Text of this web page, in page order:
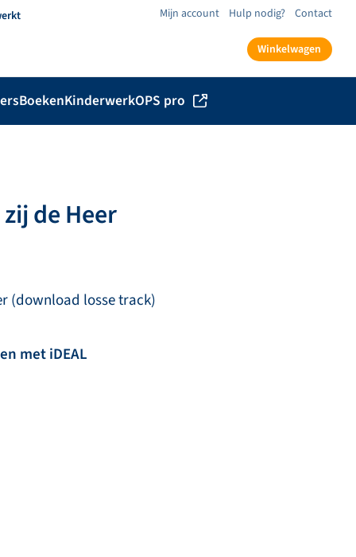
Mijn account Hulp nodig? Contact
Winkelwagen
BoekenKinderwerkOPS pro
de Heer
(download losse track)
met iDEAL